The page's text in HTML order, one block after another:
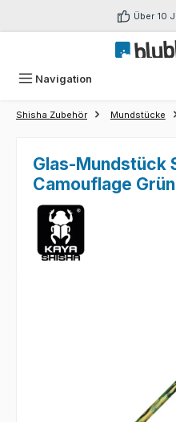
Zum Hauptinhalt springen Über 10
Navigation
Shisha Zubehör Mundstücke
Glas-Mundstück
Camouflage